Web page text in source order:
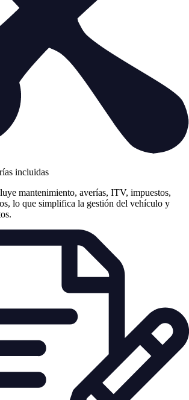
incluidas
mantenimiento, averías, ITV, impuestos,
lo que simplifica la gestión del vehículo y